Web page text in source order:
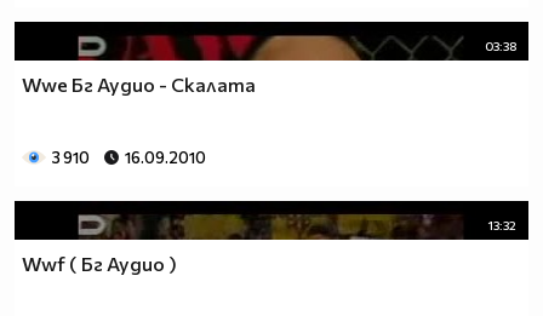
03:38
Wwe Бг Аудио - Скалата
3 910 16.09.2010
13:32
Wwf ( Бг Аудио )